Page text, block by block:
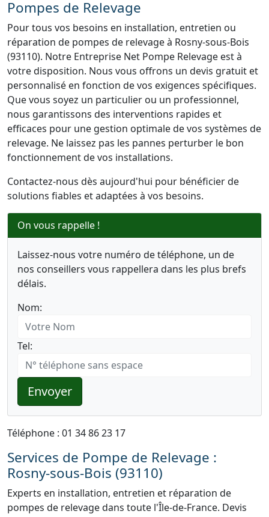
Pompes de Relevage
Pour tous vos besoins en installation, entretien ou
réparation de pompes de relevage à Rosny-sous-Bois
(93110). Notre Entreprise Net Pompe Relevage est à
votre disposition. Nous vous offrons un devis gratuit et
personnalisé en fonction de vos exigences spécifiques.
Que vous soyez un particulier ou un professionnel,
nous garantissons des interventions rapides et
efficaces pour une gestion optimale de vos systèmes de
relevage. Ne laissez pas les pannes perturber le bon
fonctionnement de vos installations.
Contactez-nous dès aujourd'hui pour bénéficier de
solutions fiables et adaptées à vos besoins.
On vous rappelle !
Laissez-nous votre numéro de téléphone, un de
nos conseillers vous rappellera dans les plus brefs
délais.
Nom:
Tel:
Envoyer
Téléphone : 01 34 86 23 17
Services de Pompe de Relevage :
Rosny-sous-Bois (93110)
Experts en installation, entretien et réparation de
pompes de relevage dans toute l'Île-de-France. Devis